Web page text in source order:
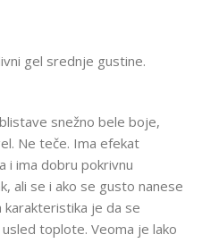
gel srednje gustine.
snežno bele boje,
Ne teče. Ima efekat
i ima dobru pokrivnu
ali se i ako se gusto nanese
je da se
toplote. Veoma je lako